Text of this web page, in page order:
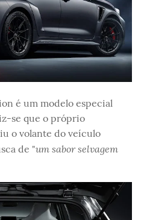
é um modelo especial
se que o próprio
o volante do veículo
de "um sabor selvagem